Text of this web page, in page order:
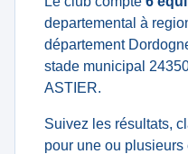
departemental à
département
stade municipal
ASTIER.
Suivez les résultats,
pour une ou